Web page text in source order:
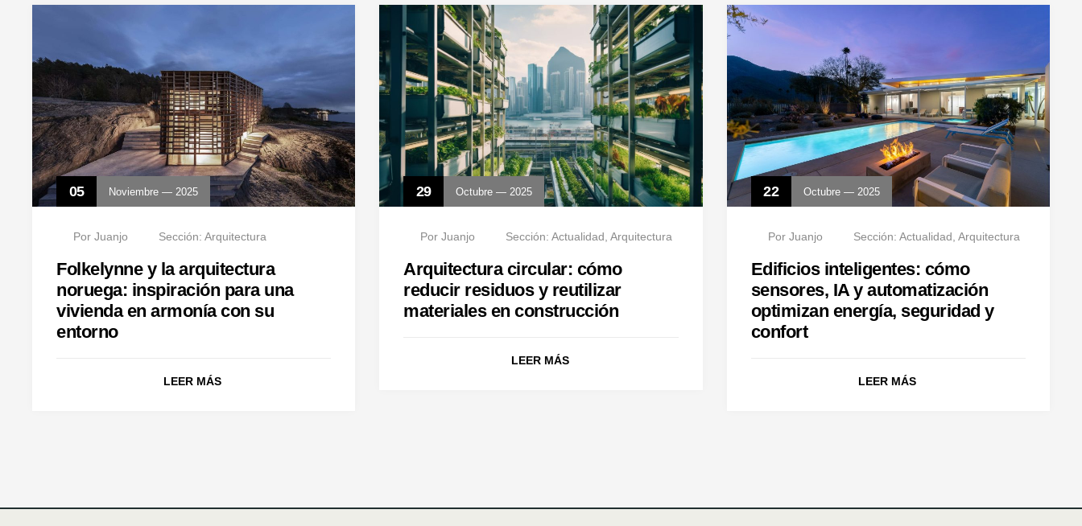
05 Noviembre — 2025
Por Juanjo Sección: Arquitectura
Folkelynne y la arquitectura
noruega: inspiración para una
vivienda en armonía con su
entorno
LEER MÁS
29 Octubre — 2025
Por Juanjo Sección: Actualidad ,Arquitectura
Arquitectura circular: cómo
reducir residuos y reutilizar
materiales en construcción
LEER MÁS
22 Octubre — 2025
PorJuanjo Sección: Actualidad Arquitectura
Edificios inteligentes: cómo
sensores, IA y automatización
optimizan energía, seguridad y
confort
LEER MÁS